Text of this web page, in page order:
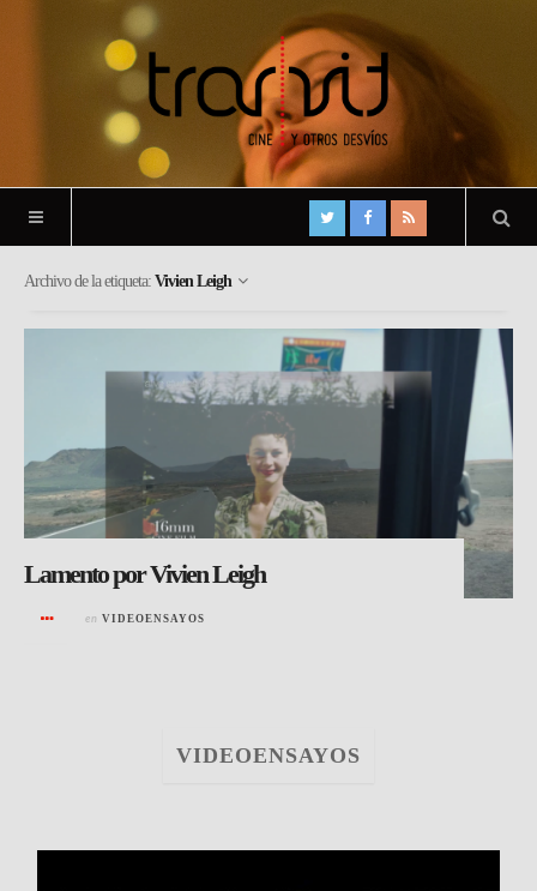
Archivo de la etiqueta: Vivien Leigh
Lamento por Vivien Leigh
en VIDEOENSAYOS
VIDEOENSAYOS